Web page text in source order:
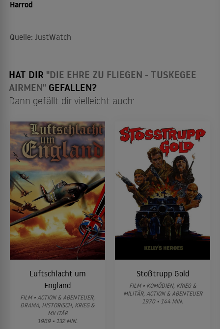
Harrod
Quelle: JustWatch
HAT DIR "DIE EHRE ZU FLIEGEN - TUSKEGEE
AIRMEN" GEFALLEN?
Dann gefällt dir vielleicht auch:
Luftschlacht um
England
FILM • ACTION & ABENTEUER,
DRAMA, HISTORISCH, KRIEG &
MILITÄR
1969 • 132 MIN.
Stoßtrupp Gold
FILM • KOMÖDIEN, KRIEG &
MILITÄR, ACTION & ABENTEUER
1970 • 144 MIN.